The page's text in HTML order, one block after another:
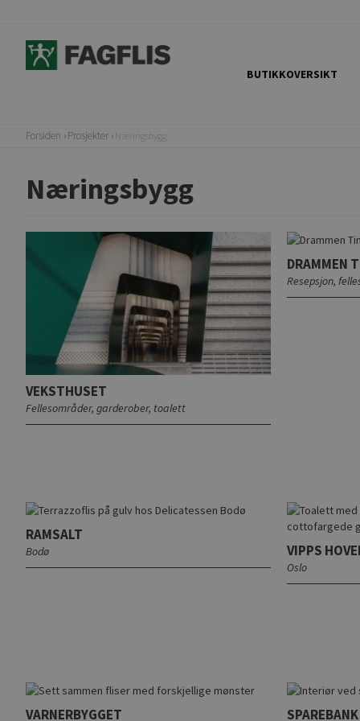
BUTIKKOVERSIKT
Forsiden Prosjekter Næringsbygg
Næringsbygg
VEKSTHUSET
Fellesområder, garderober, toalett
DRAMMEN
Resepsjon,
RAMSALT
Bodø VIPPS
Oslo
VARNERBYGGET